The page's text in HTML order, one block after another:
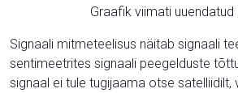
Graafik viimati
Signaali mitmeteelisus näitab signaali
sentimeetrites signaali peegelduste
signaal ei tule tugijaama otse satelliidilt,